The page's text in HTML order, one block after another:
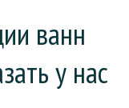
ванн
у нас